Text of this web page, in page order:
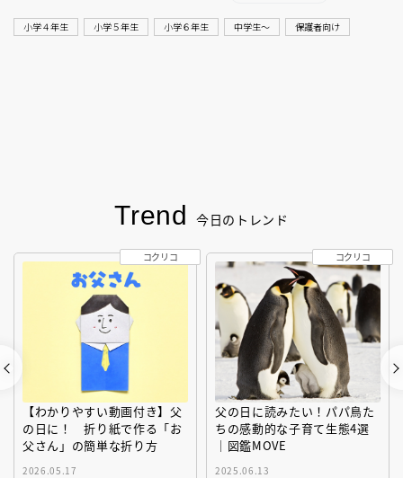
小学４年生 小学５年生 小学６年生 中学生〜 保護者向け
Trend 今日のトレンド
【わかりやすい動画付き】父
の日に！ 折り紙で作る「お
父さん」の簡単な折り方
2026.05.17
コクリコ
父の日に読みたい！パパ鳥た
ちの感動的な子育て生態4選
｜図鑑MOVE
2025.06.13
コクリコ